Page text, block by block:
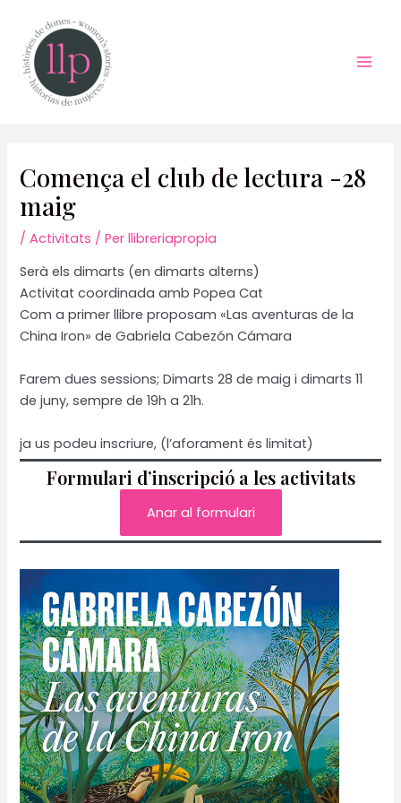
contingut
Comença el club de lectura -28
maig
/Activitats / Per llibreriapropia
Serà els dimarts (en dimarts alterns)
Activitat coordinada amb Popea Cat
Com a primer llibre proposam «Las aventuras de la
China Iron» de Gabriela Cabezón Cámara
Farem dues sessions; Dimarts 28 de maig i dimarts 11
de juny, sempre de 19h a 21h.
ja us podeu inscriure, (l’aforament és limitat)
Formulari d’inscripció a les activitats
Anar al formulari